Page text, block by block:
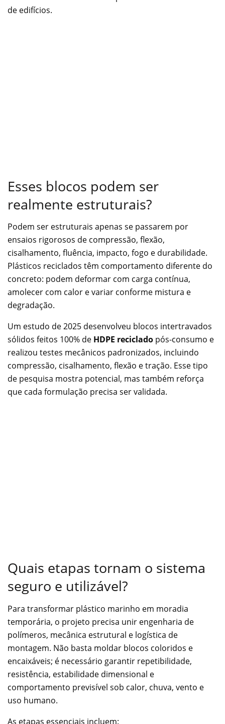
de edifícios.
Esses blocos podem ser
realmente estruturais?
Podem ser estruturais apenas se passarem por
ensaios rigorosos de compressão, flexão,
cisalhamento, fluência, impacto, fogo e durabilidade.
Plásticos reciclados têm comportamento diferente do
concreto: podem deformar com carga contínua,
amolecer com calor e variar conforme mistura e
degradação.
Um estudo de 2025 desenvolveu blocos intertravados
sólidos feitos 100% de HDPE reciclado pós-consumo e
realizou testes mecânicos padronizados, incluindo
compressão, cisalhamento, flexão e tração. Esse tipo
de pesquisa mostra potencial, mas também reforça
que cada formulação precisa ser validada.
Quais etapas tornam o sistema
seguro e utilizável?
Para transformar plástico marinho em moradia
temporária, o projeto precisa unir engenharia de
polímeros, mecânica estrutural e logística de
montagem. Não basta moldar blocos coloridos e
encaixáveis; é necessário garantir repetibilidade,
resistência, estabilidade dimensional e
comportamento previsível sob calor, chuva, vento e
uso humano.
As etapas essenciais incluem: